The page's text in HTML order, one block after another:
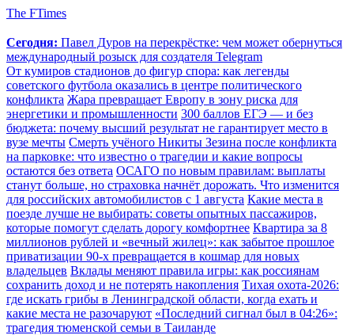
The FTimes
Сегодня: Павел Дуров на перекрёстке: чем может обернуться
международный розыск для создателя Telegram
От кумиров стадионов до фигур спора: как легенды
советского футбола оказались в центре политического
конфликта Жара превращает Европу в зону риска для
энергетики и промышленности 300 баллов ЕГЭ — и без
бюджета: почему высший результат не гарантирует место в
вузе мечты Смерть учёного Никиты Зезина после конфликта
на парковке: что известно о трагедии и какие вопросы
остаются без ответа ОСАГО по новым правилам: выплаты
станут больше, но страховка начнёт дорожать. Что изменится
для российских автомобилистов с 1 августа Какие места в
поезде лучше не выбирать: советы опытных пассажиров,
которые помогут сделать дорогу комфортнее Квартира за 8
миллионов рублей и «вечный жилец»: как забытое прошлое
приватизации 90-х превращается в кошмар для новых
владельцев Вклады меняют правила игры: как россиянам
сохранить доход и не потерять накопления Тихая охота-2026:
где искать грибы в Ленинградской области, когда ехать и
какие места не разочаруют «Последний сигнал был в 04:26»:
трагедия тюменской семьи в Таиланде